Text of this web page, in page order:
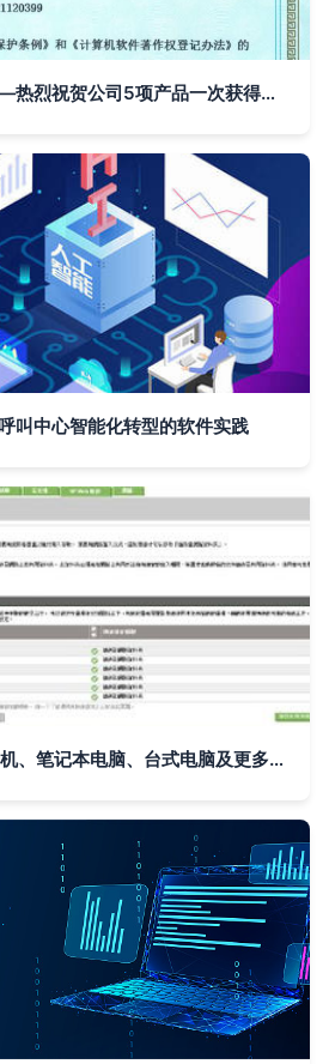
捷报频传·智创未来——热烈祝贺公司5项产品一次获得《计算机软件著作权登记证书》
叫中心智能化转型的软件实践
如何高效获取HP打印机、笔记本电脑、台式电脑及更多产品的软件与驱动下载与技术支持